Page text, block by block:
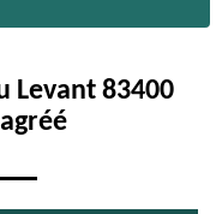
Levant 83400